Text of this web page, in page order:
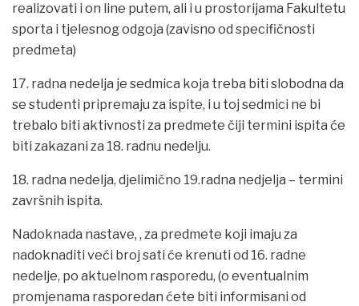
realizovati i on line putem, ali i u prostorijama Fakultetu
sporta i tjelesnog odgoja (zavisno od specifičnosti
predmeta)
17. radna nedelja je sedmica koja treba biti slobodna da
se studenti pripremaju za ispite, i u toj sedmici ne bi
trebalo biti aktivnosti za predmete čiji termini ispita će
biti zakazani za 18. radnu nedelju.
18. radna nedelja, djelimično 19.radna nedjelja – termini
završnih ispita.
Nadoknada nastave, , za predmete koji imaju za
nadoknaditi veći broj sati će krenuti od 16. radne
nedelje, po aktuelnom rasporedu, (o eventualnim
promjenama rasporedan ćete biti informisani od